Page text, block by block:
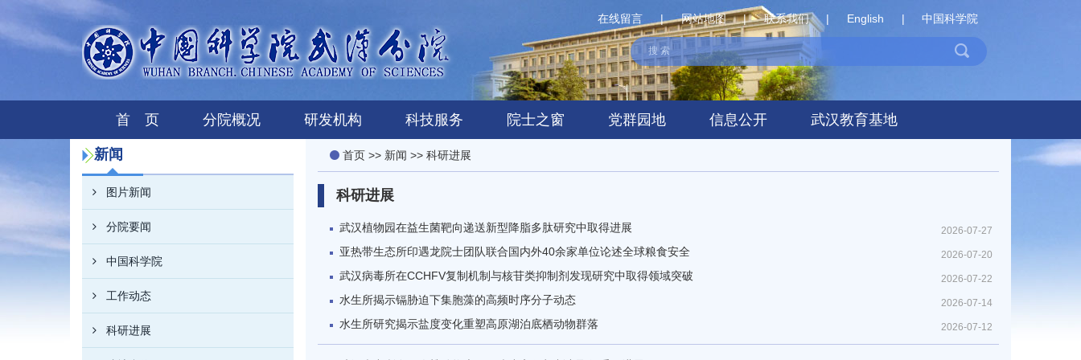
中国科学院
|
English
|
联系我们
|
网站地图
|
在线留言
首 页 分院概况 研发机构 科技服务 院士之窗 党群园地 信息公开 武汉教育基地
新闻
图片新闻
分院要闻
中国科学院
工作动态
科研进展
首页>> 新闻 >> 科研进展
科研进展
2026-07-27
武汉植物园在益生菌靶向递送新型降脂多肽研究中取得进展
2026-07-20
亚热带生态所印遇龙院士团队联合国内外40余家单位论述全球粮食安全
2026-07-22
武汉病毒所在CCHFV复制机制与核苷类抑制剂发现研究中取得领域突破
2026-07-14
水生所揭示镉胁迫下集胞藻的高频时序分子动态
2026-07-12
水生所研究揭示盐度变化重塑高原湖泊底栖动物群落